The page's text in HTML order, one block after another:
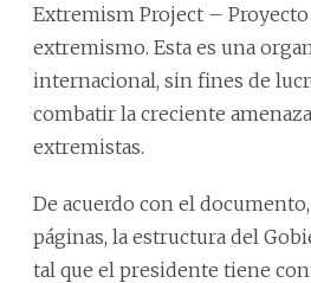
Extremism Project –
extremismo. Esta es una
internacional, sin fines de
combatir la creciente
extremistas.
De acuerdo con el
páginas, la estructura del
tal que el presidente tiene